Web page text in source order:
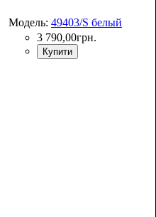
Модель: 49403/S белый
3 790,00грн.
Купити